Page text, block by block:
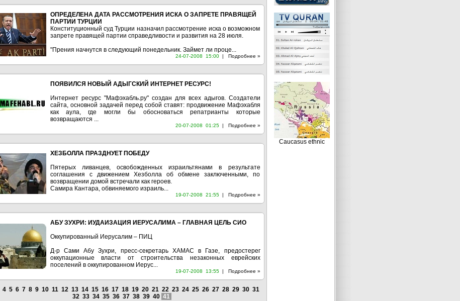
ОПРЕДЕЛЕНА ДАТА РАССМОТРЕНИЯ ИСКА О ЗАПРЕТЕ ПРАВЯЩЕЙ
ПАРТИИ ТУРЦИИ
Конституционный суд Турции назначил рассмотрение иска о возможном
запрете правящей партии справедливости и развития на 28 июля.
"Прения начнутся в следующий понедельник. Займет ли проце...
24-07-2008 15:00| Подробнее »
ПОЯВИЛСЯ НОВЫЙ АДЫГСКИЙ ИНТЕРНЕТ РЕСУРС!
Интернет ресурс "Мафэхабль.ру" создан для всех адыгов. Создатели
сайта, основной задачей перед собой ставят: продвижение Мафэхабля
как аула, где могли бы обосноваться репатрианты которые
возвращаются ...
20-07-2008 01:25| Подробнее »
ХЕЗБОЛЛА ПРАЗДНУЕТ ПОБЕДУ
Пятерых ливанцев, освобожденных израильтянами в результате
соглашения с движением Хезболла об обмене заключенными, по
возвращении домой встречали как героев.
Самира Кантара, обвиняемого израиль...
19-07-2008 21:55| Подробнее »
АБУ ЗУХРИ: ИУДАИЗАЦИЯ ИЕРУСАЛИМА – ГЛАВНАЯ ЦЕЛЬ СИО
Оккупированный Иерусалим – ПИЦ
Д-р Сами Абу Зухри, пресс-секретарь ХАМАС в Газе, предостерег
оккупационные власти от строительства незаконных еврейских
поселений в оккупированном Иерус...
19-07-2008 13:55| Подробнее »
4 5 6 7 8 9 10 11 12 13 14 15 16 17 18 19 20 21 22 23 24 25 26 27 28 29 30 31
32 33 34 35 36 37 38 39 40 41
Caucasus ethnic